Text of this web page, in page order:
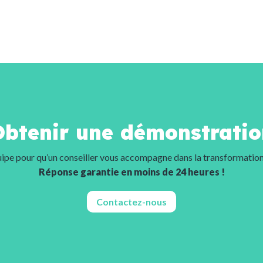
une
pour qu’un conseiller vous accompagne dans la
Réponse garantie en moins de 24 heures !
Contactez-nous